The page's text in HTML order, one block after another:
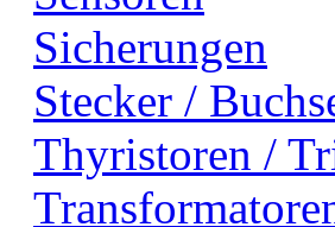
Sicherungen
Stecker /
Thyristoren /